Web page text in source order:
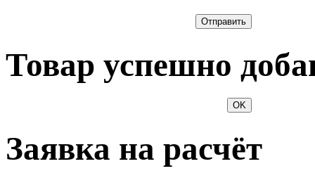
Отправить
Товар успешно
OK
Заявка на расчёт